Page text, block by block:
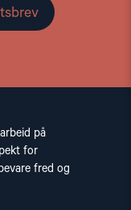
på
for
fred og